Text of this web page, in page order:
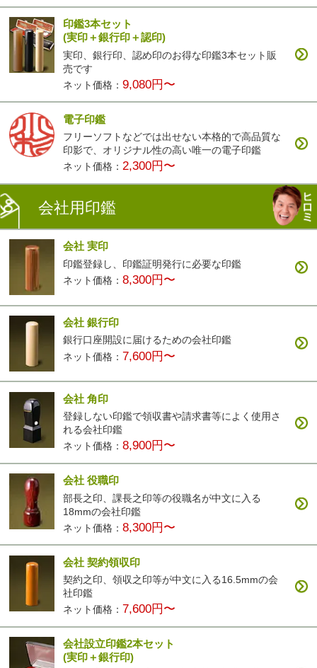
印鑑3本セット
(実印＋銀行印＋認印)
実印、銀行印、認め印のお得な印鑑3本セット販
売です
ネット価格：9,080円〜
電子印鑑
フリーソフトなどでは出せない本格的で高品質な
印影で、オリジナル性の高い唯一の電子印鑑
ネット価格： 2,300円〜
会社用印鑑
会社 実印
印鑑登録し、印鑑証明発行に必要な印鑑
ネット価格：8,300円〜
会社 銀行印
銀行口座開設に届けるための会社印鑑
ネット価格：7,600円〜
会社 角印
登録しない印鑑で領収書や請求書等によく使用さ
れる会社印鑑
ネット価格：8,900円〜
会社 役職印
部長之印、課長之印等の役職名が中文に入る
18mmの会社印鑑
ネット価格：8,300円〜
会社 契約領収印
契約之印、領収之印等が中文に入る16.5mmの会
社印鑑
ネット価格： 7,600円〜
会社設立印鑑2本セット
(実印＋銀行印)